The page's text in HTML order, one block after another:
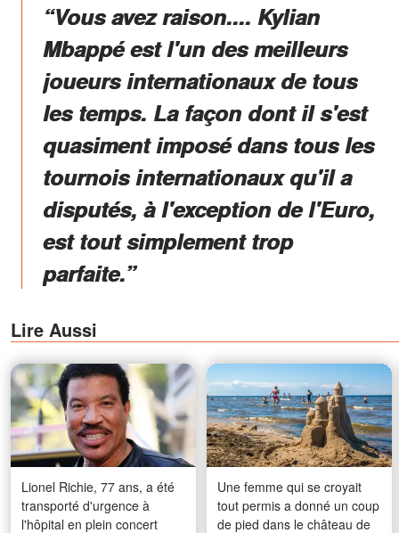
“Vous avez raison.... Kylian
Mbappé est l'un des meilleurs
joueurs internationaux de tous
les temps. La façon dont il s'est
quasiment imposé dans tous les
tournois internationaux qu'il a
disputés, à l'exception de l'Euro,
est tout simplement trop
parfaite.”
Lire Aussi
Lionel Richie, 77 ans, a été
transporté d'urgence à
l'hôpital en plein concert
Une femme qui se croyait
tout permis a donné un coup
de pied dans le château de